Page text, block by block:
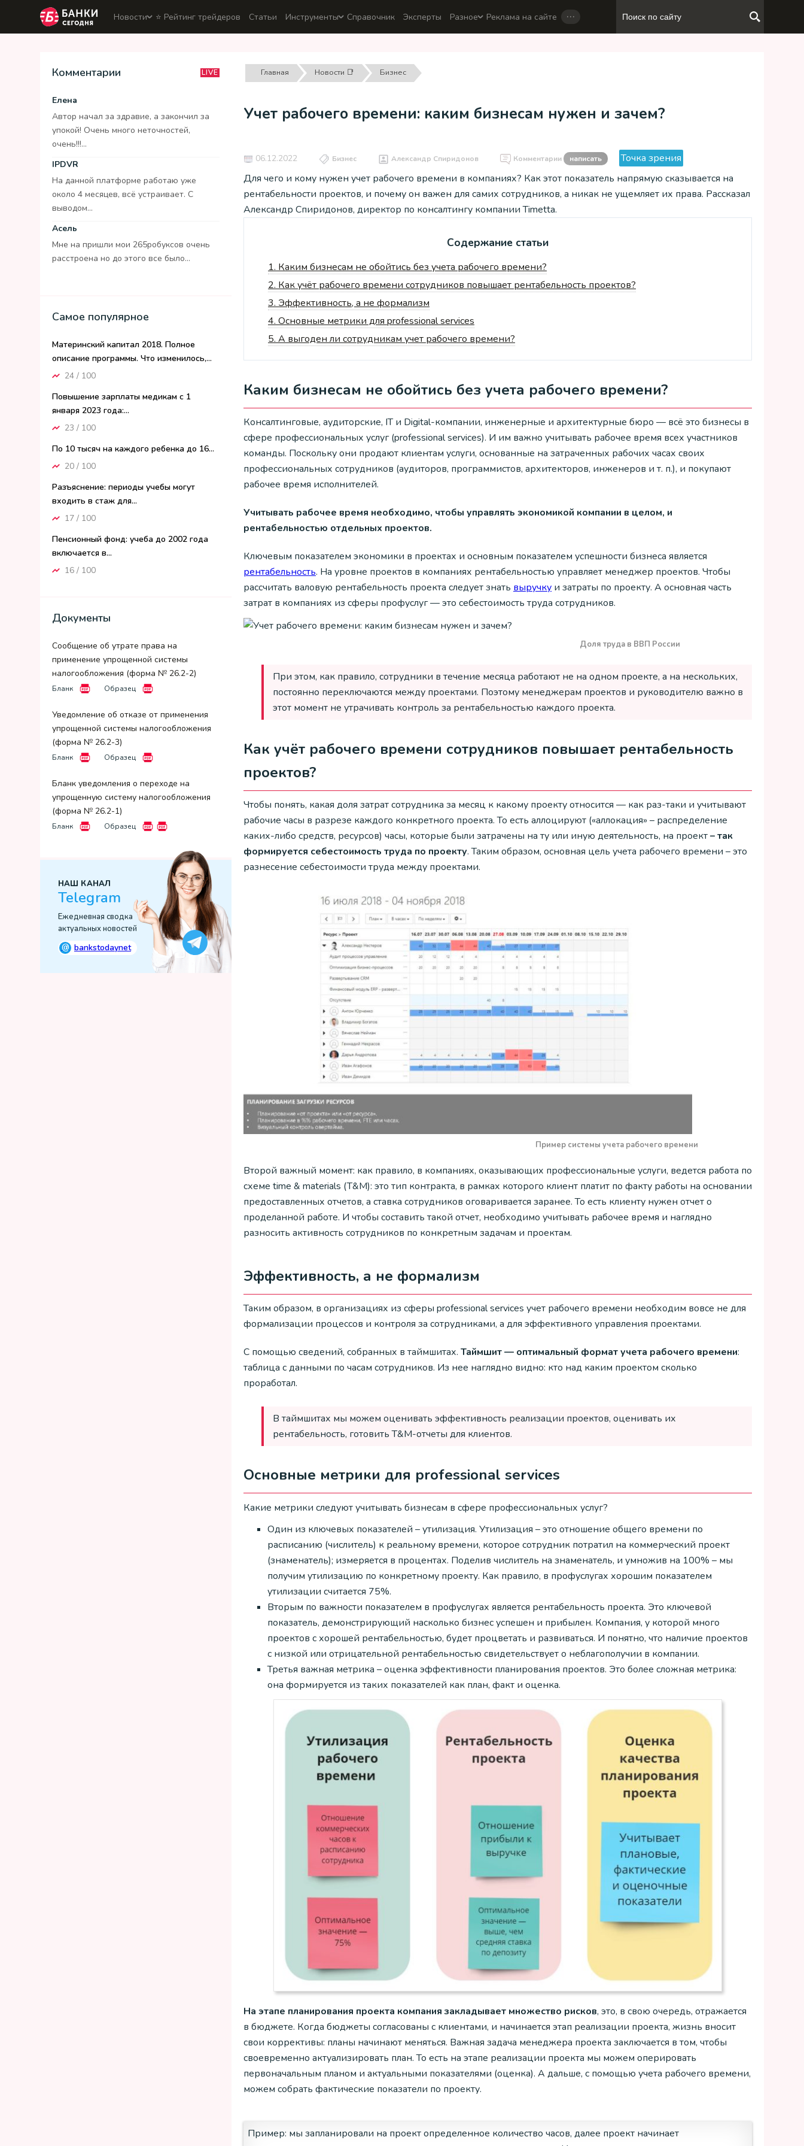
Новости ⭐️ Рейтинг трейдеров Статьи Инструменты Справочник Эксперты Разное Реклама на сайте …
Комментарии LIVE
Елена
Автор начал за здравие, а закончил за
упокой! Очень много неточностей,
очень!!!...
IPDVR
На данной платформе работаю уже
около 4 месяцев, всё устраивает. С
выводом...
Асель
Мне на пришли мои 265робуксов очень
расстроена но до этого все было...
Самое популярное
Материнский капитал 2018. Полное
описание программы. Что изменилось,...
24 / 100
Повышение зарплаты медикам с 1
января 2023 года:...
23 / 100
По 10 тысяч на каждого ребенка до 16...
20 / 100
Разъяснение: периоды учебы могут
входить в стаж для...
17 / 100
Пенсионный фонд: учеба до 2002 года
включается в...
16 / 100
Документы
Сообщение об утрате права на
применение упрощенной системы
налогообложения (форма № 26.2-2)
Бланк Образец
Уведомление об отказе от применения
упрощенной системы налогообложения
(форма № 26.2-3)
Бланк Образец
Бланк уведомления о переходе на
упрощенную систему налогообложения
(форма № 26.2-1)
Бланк Образец
НАШ КАНАЛ
Telegram
Ежедневная сводка
актуальных новостей
@ bankstodaynet
Главная Новости 📑 Бизнес
Учет рабочего времени: каким бизнесам нужен и зачем?
06.12.2022 Бизнес Александр Спиридонов Комментарии написать
Точка зрения
Для чего и кому нужен учет рабочего времени в компаниях? Как этот показатель напрямую сказывается на
рентабельности проектов, и почему он важен для самих сотрудников, а никак не ущемляет их права. Рассказал
Александр Спиридонов, директор по консалтингу компании Timetta.
Содержание статьи
1. Каким бизнесам не обойтись без учета рабочего времени?
2. Как учёт рабочего времени сотрудников повышает рентабельность проектов?
3. Эффективность, а не формализм
4. Основные метрики для professional services
5. А выгоден ли сотрудникам учет рабочего времени?
Каким бизнесам не обойтись без учета рабочего времени?
Консалтинговые, аудиторские, IT и Digital-компании, инженерные и архитектурные бюро — всё это бизнесы в
сфере профессиональных услуг (professional services). И им важно учитывать рабочее время всех участников
команды. Поскольку они продают клиентам услуги, основанные на затраченных рабочих часах своих
профессиональных сотрудников (аудиторов, программистов, архитекторов, инженеров и т. п.), и покупают
рабочее время исполнителей.
Учитывать рабочее время необходимо, чтобы управлять экономикой компании в целом, и
рентабельностью отдельных проектов.
Ключевым показателем экономики в проектах и основным показателем успешности бизнеса является
рентабельность. На уровне проектов в компаниях рентабельностью управляет менеджер проектов. Чтобы
рассчитать валовую рентабельность проекта следует знать выручку и затраты по проекту. А основная часть
затрат в компаниях из сферы профуслуг — это себестоимость труда сотрудников.
Доля труда в ВВП России
При этом, как правило, сотрудники в течение месяца работают не на одном проекте, а на нескольких,
постоянно переключаются между проектами. Поэтому менеджерам проектов и руководителю важно в
этот момент не утрачивать контроль за рентабельностью каждого проекта.
Как учёт рабочего времени сотрудников повышает рентабельность
проектов?
Чтобы понять, какая доля затрат сотрудника за месяц к какому проекту относится — как раз-таки и учитывают
рабочие часы в разрезе каждого конкретного проекта. То есть аллоцируют («аллокация» – распределение
каких-либо средств, ресурсов) часы, которые были затрачены на ту или иную деятельность, на проект– так
формируется себестоимость труда по проекту. Таким образом, основная цель учета рабочего времени – это
разнесение себестоимости труда между проектами.
Пример системы учета рабочего времени
Второй важный момент: как правило, в компаниях, оказывающих профессиональные услуги, ведется работа по
схеме time & materials (T&M): это тип контракта, в рамках которого клиент платит по факту работы на основании
предоставленных отчетов, а ставка сотрудников оговаривается заранее. То есть клиенту нужен отчет о
проделанной работе. И чтобы составить такой отчет, необходимо учитывать рабочее время и наглядно
разносить активность сотрудников по конкретным задачам и проектам.
Эффективность, а не формализм
Таким образом, в организациях из сферы professional services учет рабочего времени необходим вовсе не для
формализации процессов и контроля за сотрудниками, а для эффективного управления проектами.
С помощью сведений, собранных в таймшитах. Таймшит — оптимальный формат учета рабочего времени:
таблица с данными по часам сотрудников. Из нее наглядно видно: кто над каким проектом сколько
проработал.
В таймшитах мы можем оценивать эффективность реализации проектов, оценивать их
рентабельность, готовить T&M-отчеты для клиентов.
Основные метрики для professional services
Какие метрики следуют учитывать бизнесам в сфере профессиональных услуг?
Один из ключевых показателей – утилизация. Утилизация – это отношение общего времени по
расписанию (числитель) к реальному времени, которое сотрудник потратил на коммерческий проект
(знаменатель); измеряется в процентах. Поделив числитель на знаменатель, и умножив на 100% – мы
получим утилизацию по конкретному проекту. Как правило, в профуслугах хорошим показателем
утилизации считается 75%.
Вторым по важности показателем в профуслугах является рентабельность проекта. Это ключевой
показатель, демонстрирующий насколько бизнес успешен и прибылен. Компания, у которой много
проектов с хорошей рентабельностью, будет процветать и развиваться. И понятно, что наличие проектов
с низкой или отрицательной рентабельностью свидетельствует о неблагополучии в компании.
Третья важная метрика – оценка эффективности планирования проектов. Это более сложная метрика:
она формируется из таких показателей как план, факт и оценка.
На этапе планирования проекта компания закладывает множество рисков, это, в свою очередь, отражается
в бюджете. Когда бюджеты согласованы с клиентами, и начинается этап реализации проекта, жизнь вносит
свои коррективы: планы начинают меняться. Важная задача менеджера проекта заключается в том, чтобы
своевременно актуализировать план. То есть на этапе реализации проекта мы можем оперировать
первоначальным планом и актуальными показателями (оценка). А дальше, с помощью учета рабочего времени,
можем собрать фактические показатели по проекту.
Пример: мы запланировали на проект определенное количество часов, далее проект начинает